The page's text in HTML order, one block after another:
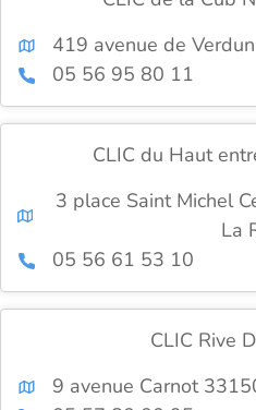
419 avenue de
05 56 95 80 11
CLIC du Haut
3 place Saint Michel
La
05 56 61 53 10
CLIC Rive
9 avenue Carnot